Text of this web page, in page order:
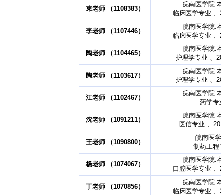
束老师 （1108383）
皖南医学院.
临床医学专业 、
李老师 （1107446）
皖南医学院.
临床医学专业 、
陶老师 （1104465）
皖南医学院.
护理学专业 、
陶老师 （1103617）
皖南医学院.
护理学专业 、
江老师 （1102467）
皖南医学院.
药学专
沈老师 （1091211）
皖南医学院.
医信专业 、
王老师 （1090800）
皖南医
制药工程
杨老师 （1074067）
皖南医学院.
口腔医学专业
丁老师 （1070856）
皖南医学院.
临床医学专业 、